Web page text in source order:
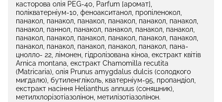
касторова олія PEG-40, Parfum [аромат],
полікватерніум-10, феноакситанол, пропіленокол,
панакол, панакол, панакол, панакол, панакол, панакол,
панакол, паннол, панакол, панакол, панакол, панакол,
панакол, панакол, панакол, панакол, панакол, панакол,
панакол, панакол, панакол, панакол, панакол, пана-
цнолло- 22, лімонен, гідролізована кіноа, екстракт квітів
Arnica montana, екстракт Chamomilla recutita
(Matricaria), олія Prunus amygdalus dulcis (солодкого
мигдалю), бутиленгліколь, кватерніум-95, пропандіол,
екстракт насіння Helianthus annuus (соняшник),
метилхлорізотіазолінон, метилізотіазолінон.